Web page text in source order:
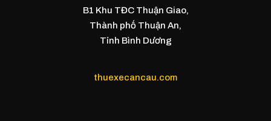
B1 Khu TĐC Thuận Giao,
Thành phố Thuận An,
Tỉnh Bình Dương
thuexecancau.com